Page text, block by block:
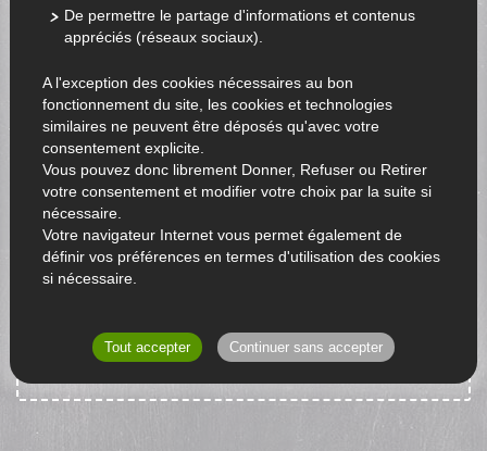
RETOUR À L'ACCUEIL
De permettre le partage d'informations et contenus
appréciés (réseaux sociaux).
A l'exception des cookies nécessaires au bon
fonctionnement du site, les cookies et technologies
similaires ne peuvent être déposés qu'avec votre
consentement explicite.
Vous pouvez donc librement Donner, Refuser ou Retirer
votre consentement et modifier votre choix par la suite si
nécessaire.
Votre navigateur Internet vous permet également de
définir vos préférences en termes d'utilisation des cookies
si nécessaire.
Tout accepter Continuer sans accepter